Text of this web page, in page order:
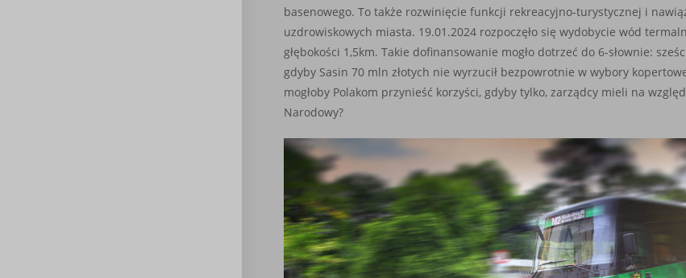
basenowego. To także rozwinięcie funkcji rekreacyjno-turystycznej i
uzdrowiskowych miasta. 19.01.2024 rozpoczęło się wydobycie wód
głębokości 1,5km. Takie dofinansowanie mogło dotrzeć do 6-słownie:
gdyby Sasin 70 mln złotych nie wyrzucił bezpowrotnie w wybory
mogłoby Polakom przynieść korzyści, gdyby tylko, zarządcy mieli na
Narodowy?